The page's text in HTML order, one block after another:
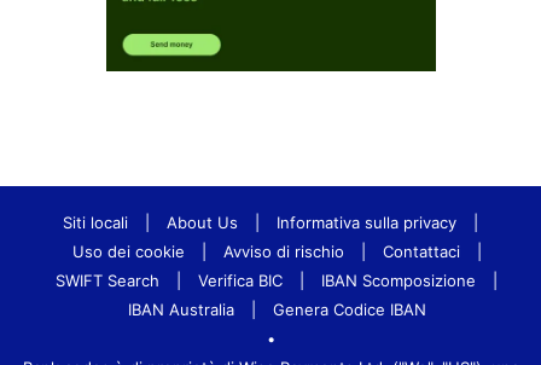
Siti locali About Us Informativa sulla privacy
Uso dei cookie
Avviso di rischio Contattaci
SWIFT Search
Verifica BIC IBAN Scomposizione
IBAN Australia
Genera Codice IBAN
•